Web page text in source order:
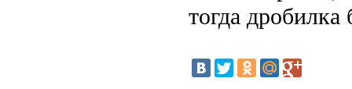
тогда дробилка